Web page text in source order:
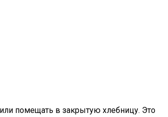
помещать в закрытую хлебницу. Это